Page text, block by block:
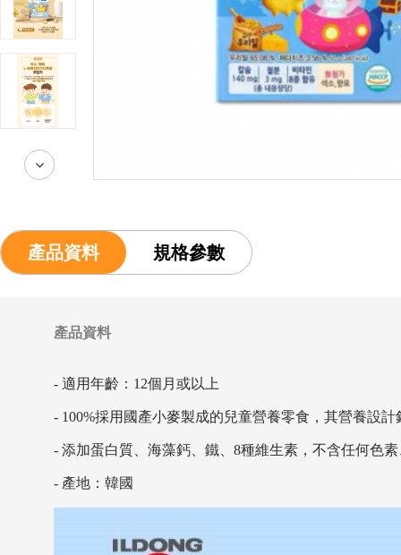
產品資料 規格參數
產品資料
- 適用年齡：12個月或以上
- 100%採用國產小麥製成的兒童營養零食，其營養設計
- 添加蛋白質、海藻鈣、鐵、8種維生素，不含任何色
- 產地：韓國